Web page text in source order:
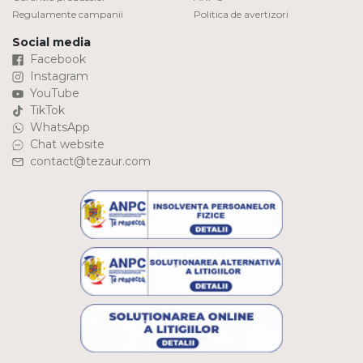
Regulamente campanii
Politica de avertizori
Social media
Facebook
Instagram
YouTube
TikTok
WhatsApp
Chat website
contact@tezaur.com